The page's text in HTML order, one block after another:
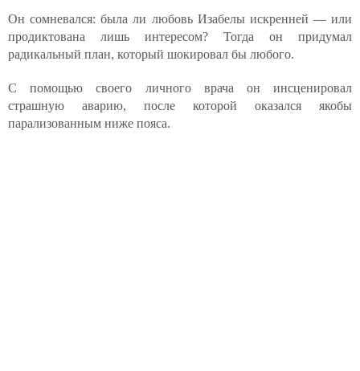
Он сомневался: была ли любовь Изабелы искренней — или
продиктована лишь интересом? Тогда он придумал
радикальный план, который шокировал бы любого.
С помощью своего личного врача он инсценировал
страшную аварию, после которой оказался якобы
парализованным ниже пояса.